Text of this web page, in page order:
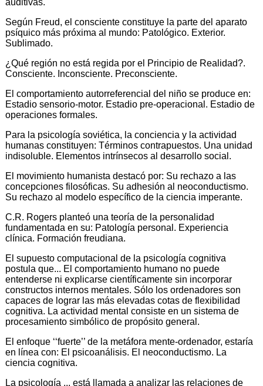
Según Freud, el consciente constituye la parte del aparato
psíquico más próxima al mundo: Patológico. Exterior.
Sublimado.
¿Qué región no está regida por el Principio de Realidad?.
Consciente. Inconsciente. Preconsciente.
El comportamiento autorreferencial del niño se produce en:
Estadio sensorio-motor. Estadio pre-operacional. Estadio de
operaciones formales.
Para la psicología soviética, la conciencia y la actividad
humanas constituyen: Términos contrapuestos. Una unidad
indisoluble. Elementos intrínsecos al desarrollo social.
El movimiento humanista destacó por: Su rechazo a las
concepciones filosóficas. Su adhesión al neoconductismo.
Su rechazo al modelo específico de la ciencia imperante.
C.R. Rogers planteó una teoría de la personalidad
fundamentada en su: Patología personal. Experiencia
clínica. Formación freudiana.
El supuesto computacional de la psicología cognitiva
postula que... El comportamiento humano no puede
entenderse ni explicarse científicamente sin incorporar
constructos internos mentales. Sólo los ordenadores son
capaces de lograr las más elevadas cotas de flexibilidad
cognitiva. La actividad mental consiste en un sistema de
procesamiento simbólico de propósito general.
El enfoque ‘‘fuerte’’ de la metáfora mente-ordenador, estaría
en línea con: El psicoanálisis. El neoconductismo. La
ciencia cognitiva.
La psicología ... está llamada a analizar las relaciones de